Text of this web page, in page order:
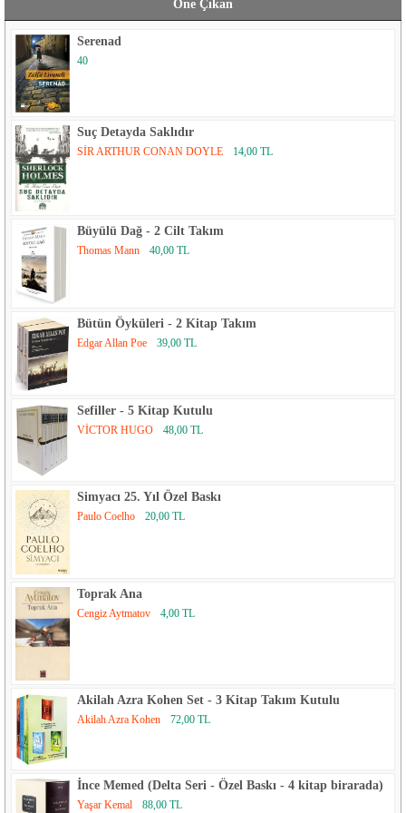
Öne Çıkan
Serenad
40
Suç Detayda Saklıdır
SİR ARTHUR CONAN DOYLE 14,00 TL
Büyülü Dağ - 2 Cilt Takım
Thomas Mann 40,00 TL
Bütün Öyküleri - 2 Kitap Takım
Edgar Allan Poe 39,00 TL
Sefiller - 5 Kitap Kutulu
VİCTOR HUGO 48,00 TL
Simyacı 25. Yıl Özel Baskı
Paulo Coelho 20,00 TL
Toprak Ana
Cengiz Aytmatov 4,00 TL
Akilah Azra Kohen Set - 3 Kitap Takım Kutulu
Akilah Azra Kohen 72,00 TL
İnce Memed (Delta Seri - Özel Baskı - 4 kitap birarada)
Yaşar Kemal 88,00 TL